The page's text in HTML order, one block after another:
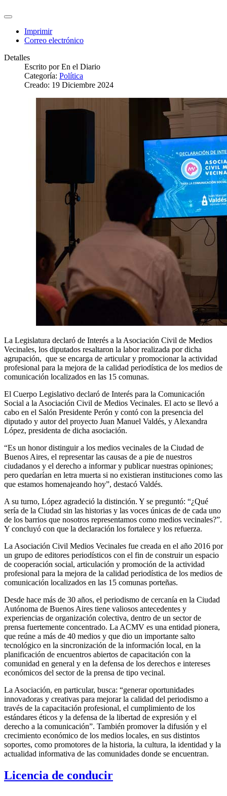
Imprimir
Correo electrónico
Detalles
Escrito porEn el Diario
Categoría: Política
Creado: 19 Diciembre 2024
La Legislatura declaró de Interés a la Asociación Civil de Medios
Vecinales, los diputados resaltaron la labor realizada por dicha
agrupación, que se encarga de articular y promocionar la actividad
profesional para la mejora de la calidad periodística de los medios de
comunicación localizados en las 15 comunas.
El Cuerpo Legislativo declaró de Interés para la Comunicación
Social a la Asociación Civil de Medios Vecinales. El acto se llevó a
cabo en el Salón Presidente Perón y contó con la presencia del
diputado y autor del proyecto Juan Manuel Valdés, y Alexandra
López, presidenta de dicha asociación.
“Es un honor distinguir a los medios vecinales de la Ciudad de
Buenos Aires, el representar las causas de a pie de nuestros
ciudadanos y el derecho a informar y publicar nuestras opiniones;
pero quedarían en letra muerta si no existieran instituciones como las
que estamos homenajeando hoy”, destacó Valdés.
A su turno, López agradeció la distinción. Y se preguntó: “¿Qué
sería de la Ciudad sin las historias y las voces únicas de de cada uno
de los barrios que nosotros representamos como medios vecinales?”.
Y concluyó con que la declaración los fortalece y los refuerza.
La Asociación Civil Medios Vecinales fue creada en el año 2016 por
un grupo de editores periodísticos con el fin de construir un espacio
de cooperación social, articulación y promoción de la actividad
profesional para la mejora de la calidad periodística de los medios de
comunicación localizados en las 15 comunas porteñas.
Desde hace más de 30 años, el periodismo de cercanía en la Ciudad
Autónoma de Buenos Aires tiene valiosos antecedentes y
experiencias de organización colectiva, dentro de un sector de
prensa fuertemente concentrado. La ACMV es una entidad pionera,
que reúne a más de 40 medios y que dio un importante salto
tecnológico en la sincronización de la información local, en la
planificación de encuentros abiertos de capacitación con la
comunidad en general y en la defensa de los derechos e intereses
económicos del sector de la prensa de tipo vecinal.
La Asociación, en particular, busca: “generar oportunidades
innovadoras y creativas para mejorar la calidad del periodismo a
través de la capacitación profesional, el cumplimiento de los
estándares éticos y la defensa de la libertad de expresión y el
derecho a la comunicación”. También promover la difusión y el
crecimiento económico de los medios locales, en sus distintos
soportes, como promotores de la historia, la cultura, la identidad y la
actualidad informativa de las comunidades donde se encuentran.
Licencia de conducir